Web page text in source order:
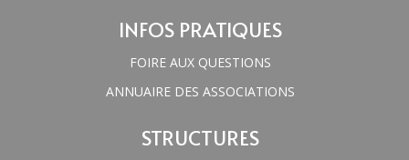
INFOS PRATIQUES
FOIRE AUX QUESTIONS
ANNUAIRE DES ASSOCIATIONS
STRUCTURES